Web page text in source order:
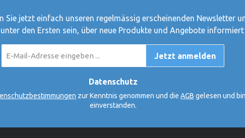
450 Mitarbeiter. Mit
Sortiment von
haben Gerhard Gollnest
Kiesel begonnen,
dem kleinen Zwei-Mann-
Sie jetzt einfach unseren regelmässig erscheinenden Newsletter
den Ersten sein, über neue Produkte und Angebote
Mail-
Adresse
Jetzt anmelden
Datenschutz
zur Kenntnis genommen und die AGB gelesen und
einverstanden.